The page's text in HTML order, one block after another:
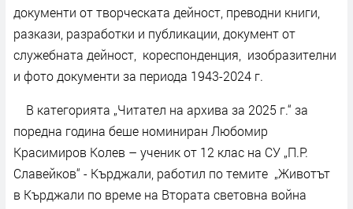
документи от творческата дейност, преводни книги,
разкази, разработки и публикации, документ от
служебната дейност, кореспонденция, изобразителни
и фото документи за периода 1943-2024 г.
В категорията „Читател на архива за 2025 г.“ за
поредна година беше номиниран Любомир
Красимиров Колев – ученик от 12 клас на СУ „П.Р.
Славейков“ - Кърджали, работил по темите „Животът
в Кърджали по време на Втората световна война